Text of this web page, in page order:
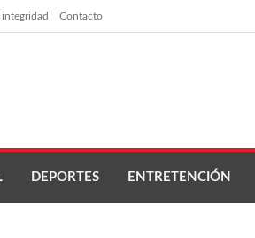
Contacto
DEPORTES ENTRETENCIÓN